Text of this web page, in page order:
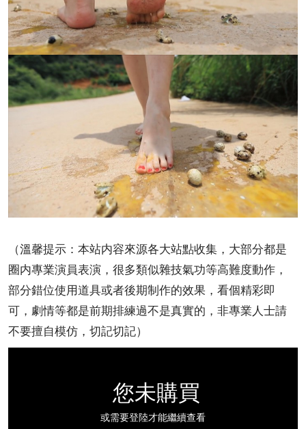
（溫馨提示：本站内容來源各大站點收集，大部分都是
圈内專業演員表演，很多類似雜技氣功等高難度動作，
部分錯位使用道具或者後期制作的效果，看個精彩即
可，劇情等都是前期排練過不是真實的，非專業人士請
不要擅自模仿，切記切記）
您未購買
或需要登陸才能繼續查看